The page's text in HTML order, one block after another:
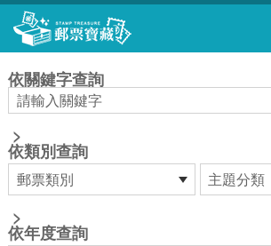
跳到主要內容區塊
依關鍵字查詢
>
依類別查詢
>
依年度查詢